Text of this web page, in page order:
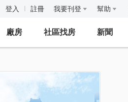
登入 註冊 我要刊登 幫助
廠房 社區找房 新聞